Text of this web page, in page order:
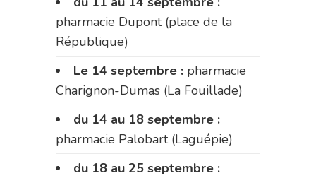
pharmacie Dupont (place de la
République)
Le 14 septembre : pharmacie
Charignon-Dumas (La Fouillade)
du 14 au 18 septembre :
pharmacie Palobart (Laguépie)
du 18 au 25 septembre :